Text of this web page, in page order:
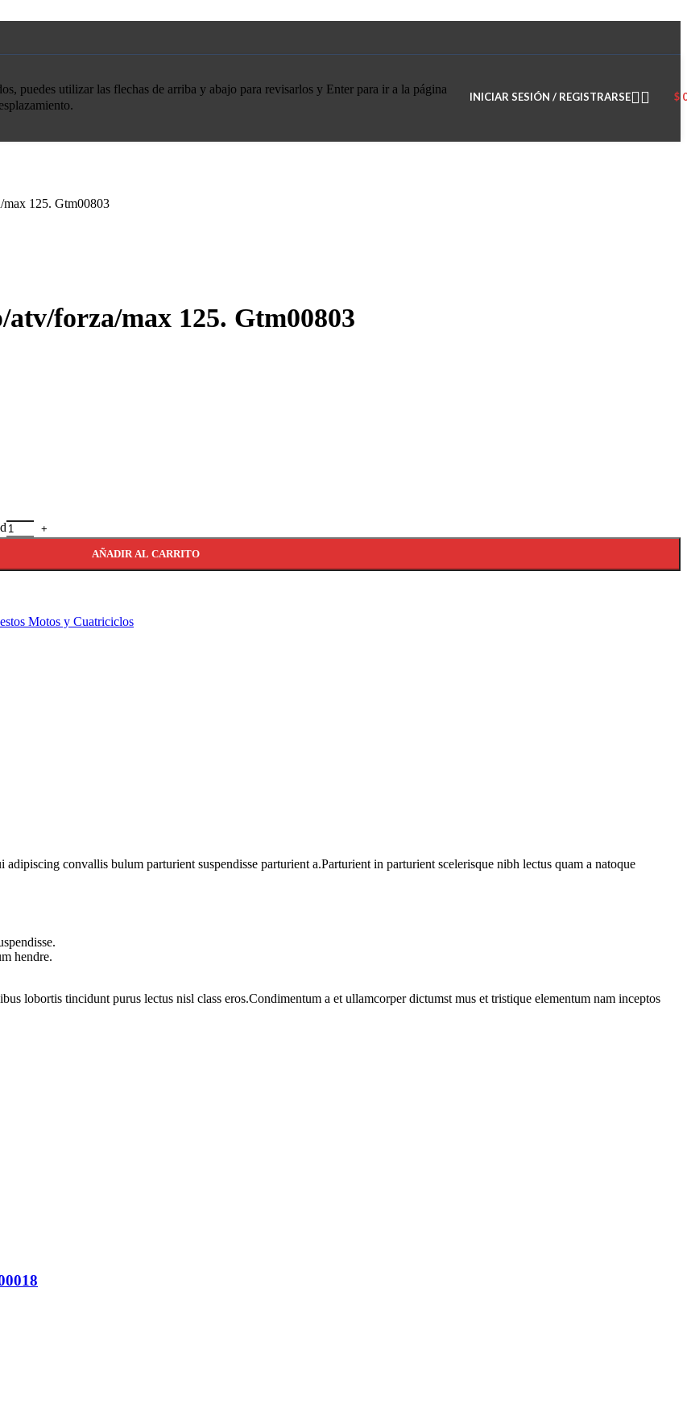
puedes utilizar las flechas de arriba y abajo para revisarlos y Enter para ir a la página
INICIAR SESIÓN / REGISTRARSE $
125. Gtm00803
forza/max 125. Gtm00803
AÑADIR AL CARRITO
Motos y Cuatriciclos
convallis bulum parturient suspendisse parturient a.Parturient in parturient scelerisque nibh lectus quam a natoque
hendre.
lobortis tincidunt purus lectus nisl class eros.Condimentum a et ullamcorper dictumst mus et tristique elementum nam inceptos